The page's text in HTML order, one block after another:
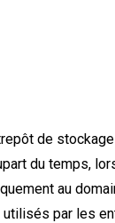
de
du temps,
au
utilisés par les